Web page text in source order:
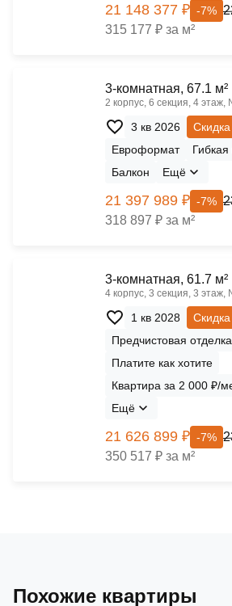
21 148 377 ₽ -7%
315 177 ₽ за м²
3-комнатная, 67.1 м²
2 корпус, 6 секция, 4
3 кв 2026 Скидка
Евроформат
Балкон
Ещё
21 397 989 ₽ -7%
318 897 ₽ за м²
3-комнатная, 61.7 м²
4 корпус, 3 секция, 3
1 кв 2028
Скидка
Предчистовая отделка
Платите как хотите
Квартира за 2 000 ₽/
Ещё
21 626 899 ₽ -7%
350 517 ₽ за м²
Похожие квартиры